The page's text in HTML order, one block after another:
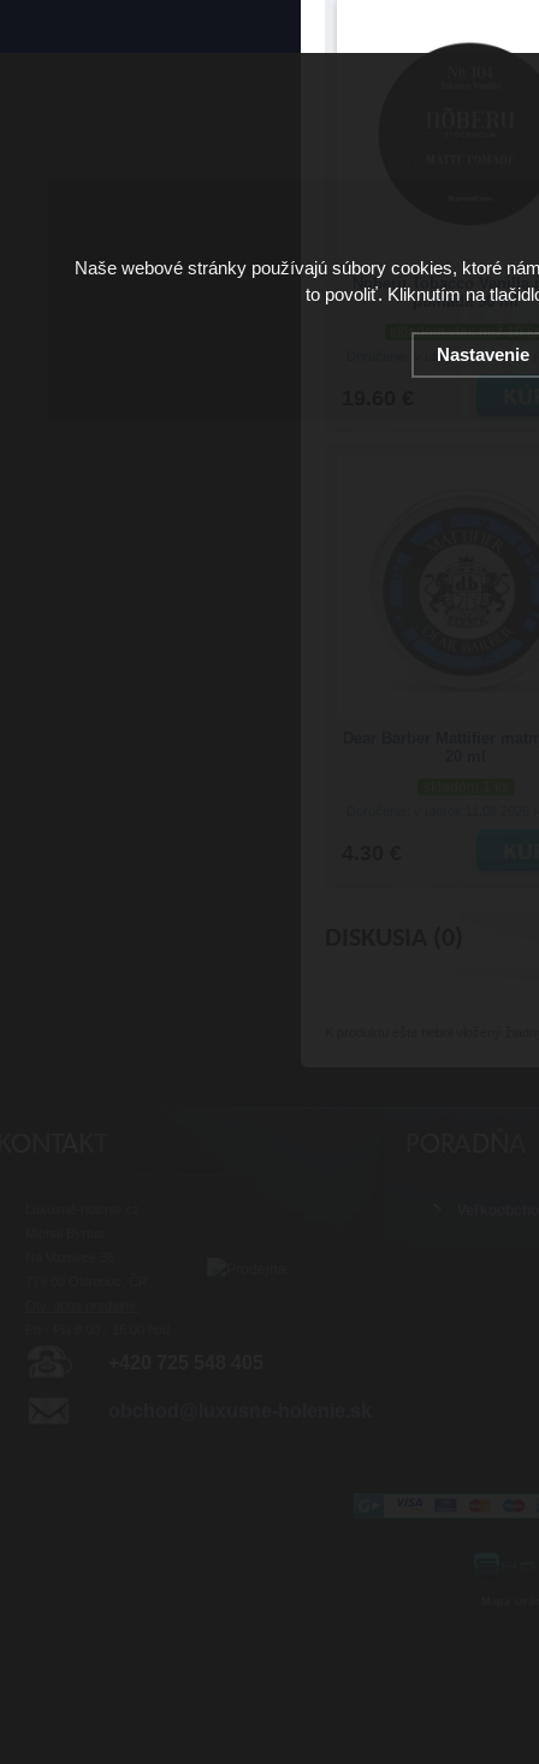
Noberu Tobacco Vanilla
pomáda 90 ml
skladom viac než 10
Doručenie: v utorok 11.08.2026
Naše webové stránky používajú súbory cookies, ktoré
to povoliť. Kliknutím na
Nastavenie